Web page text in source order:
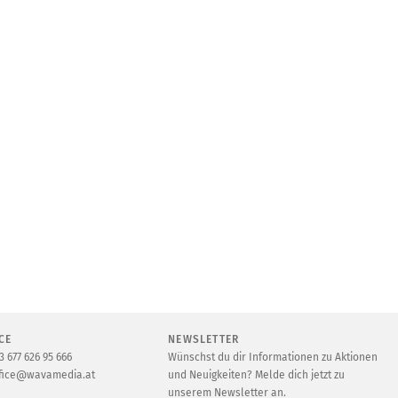
677 626 95 666
NEWSLETTER
Wünschst du dir Informationen zu Aktionen
und Neuigkeiten? Melde dich jetzt zu
unserem Newsletter an.